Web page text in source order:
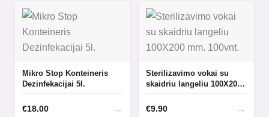
Mikro Stop Konteineris
Dezinfekacijai 5l.
€18.00 →
Sterilizavimo vokai su
skaidriu langeliu 100X200
€9.90 →